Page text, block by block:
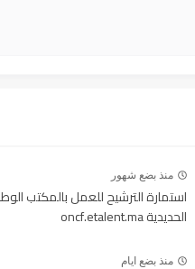
منذ بضع شهور
استمارة الترشيح للعمل بالمكتب
الحديدية oncf.etalent.ma
منذ بضع ايام